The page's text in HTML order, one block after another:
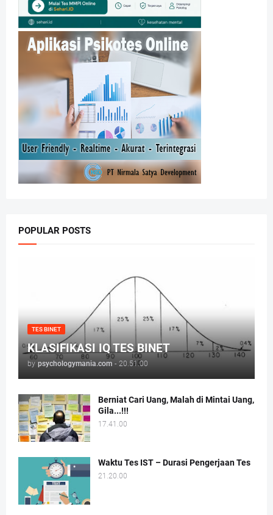
POPULAR POSTS
TES BINET
KLASIFIKASI IQ TES BINET
by psychologymania.com - 20.51.00
Berniat Cari Uang, Malah di Mintai Uang,
Gila...!!!
17.41.00
Waktu Tes IST – Durasi Pengerjaan Tes
21.20.00